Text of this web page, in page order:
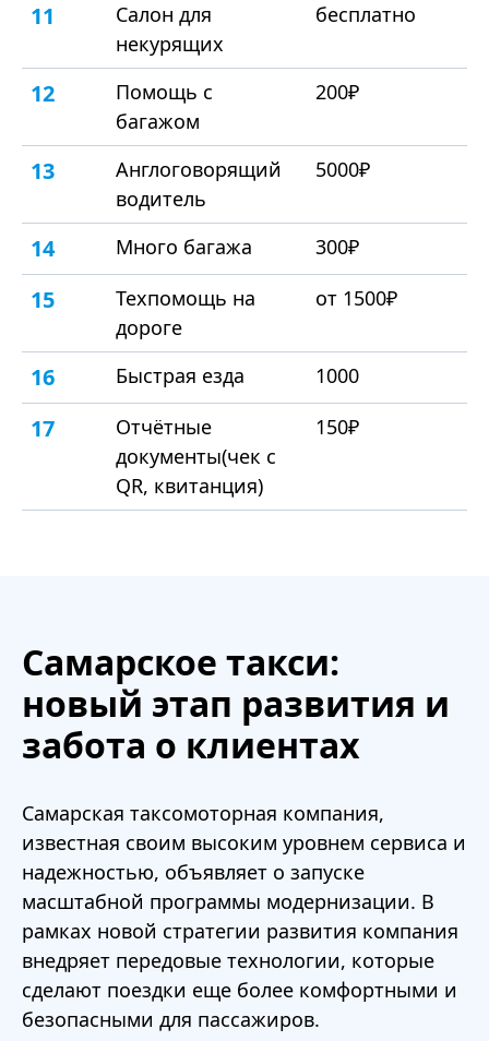
11
Салон для
некурящих
бесплатно
12
Помощь с
багажом
200₽
13
Англоговорящий
водитель
5000₽
14 Много багажа 300₽
15
Техпомощь на
дороге
от 1500₽
16 Быстрая езда 1000
17
Отчётные
документы(чек с
QR, квитанция)
150₽
Самарское такси:
новый этап развития и
забота о клиентах
Самарская таксомоторная компания,
известная своим высоким уровнем сервиса и
надежностью, объявляет о запуске
масштабной программы модернизации. В
рамках новой стратегии развития компания
внедряет передовые технологии, которые
сделают поездки еще более комфортными и
безопасными для пассажиров.